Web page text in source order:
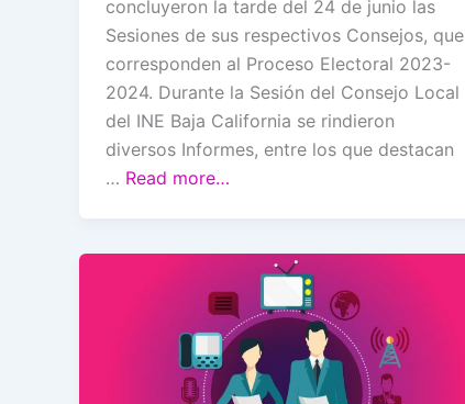
concluyeron la tarde del 24 de junio las
Sesiones de sus respectivos Consejos, que
corresponden al Proceso Electoral 2023-
2024. Durante la Sesión del Consejo Local
del INE Baja California se rindieron
diversos Informes, entre los que destacan
… Read more…